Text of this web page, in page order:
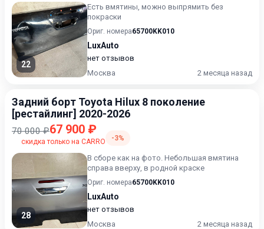
22
Есть вмятины, можно выпрямить без
покраски
Ориг. номера65700KK010
LuxAuto
нет отзывов
Москва
2 месяца назад
Задний борт Toyota Hilux 8 поколение
[рестайлинг] 2020-2026
70 000 ₽67 900 ₽
скидка только на CARRO -3%
28
В сборе как на фото. Небольшая вмятина
справа вверху, в родной краске
Ориг. номера65700KK010
LuxAuto
нет отзывов
Москва
2 месяца назад